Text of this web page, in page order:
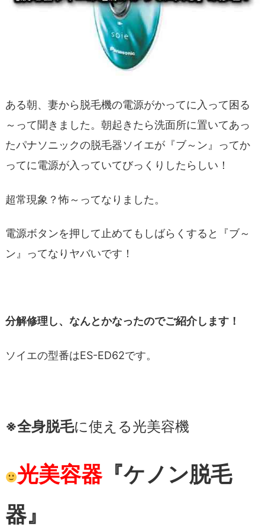
ある朝、妻から脱毛機の電源がかってに入って困る
～って聞きました。朝起きたら洗面所に置いてあっ
たパナソニックの脱毛器ソイエが『ブ～ン』ってか
ってに電源が入っていてびっくりしたらしい！
超常現象？怖～ってなりました。
電源ボタンを押して止めてもしばらくすると『ブ～
ン』ってなりヤバいです！
分解修理し、なんとかなったのでご紹介します！
ソイエの型番はES-ED62です。
※全身脱毛に使える光美容機
光美容器『ケノン脱毛
器』